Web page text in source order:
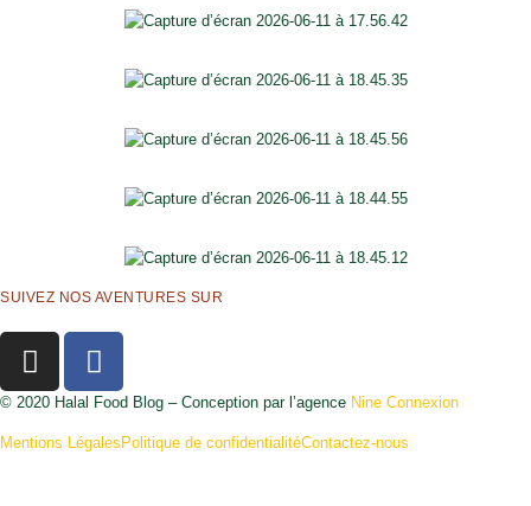
SUIVEZ NOS AVENTURES SUR
© 2020 Halal Food Blog – Conception par l’agence Nine Connexion
Mentions LégalesPolitique de confidentialitéContactez-nous